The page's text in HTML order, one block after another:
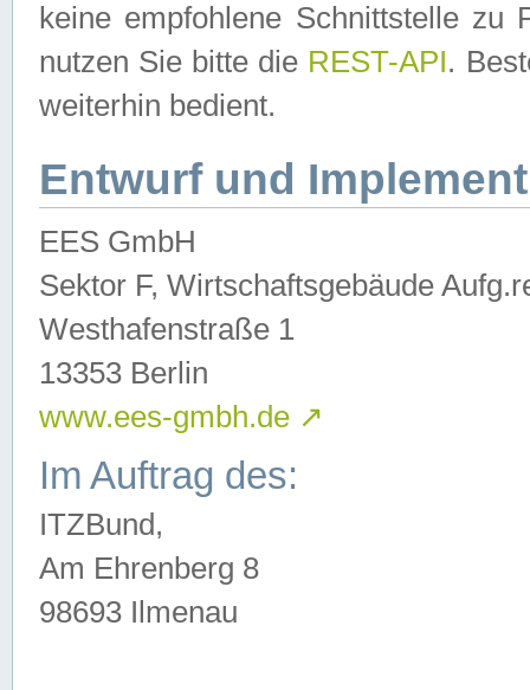
keine empfohlene Schnittstelle zu
nutzen Sie bitte die REST-API.
weiterhin bedient.
Entwurf und
EES GmbH
Sektor F, Wirtschaftsgebäude
Westhafenstraße 1
13353 Berlin
www.ees-gmbh.de ↗
Im Auftrag des:
ITZBund,
Am Ehrenberg 8
98693 Ilmenau